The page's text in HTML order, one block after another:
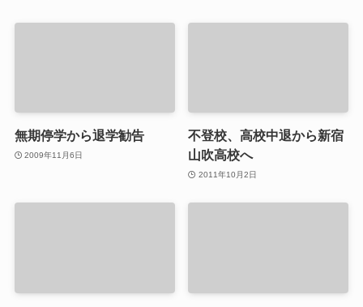
無期停学から退学勧告
2009年11月6日
不登校、高校中退から新宿
山吹高校へ
2011年10月2日